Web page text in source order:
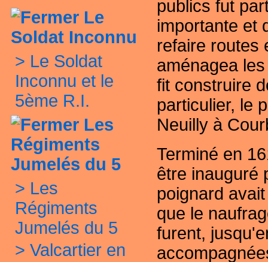
Le
Soldat Inconnu
> Le Soldat
Inconnu et le
5ème R.I.
Les
Régiments
Jumelés du 5
> Les
Régiments
Jumelés du 5
> Valcartier en
publics fut
importante et
refaire routes
aménagea
fit construire
particulier, le
Neuilly à
Terminé en
être inauguré
poignard
que le
furent,